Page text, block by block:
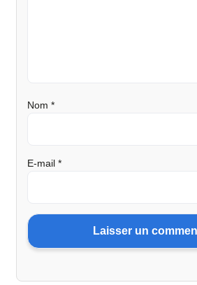
Nom *
E-mail *